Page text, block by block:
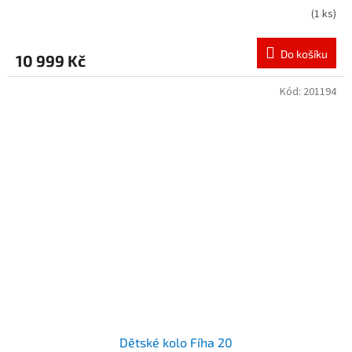
(1 ks)
10 999 Kč Do košíku
Dětské kolo Fíha 20
Kód: 201194